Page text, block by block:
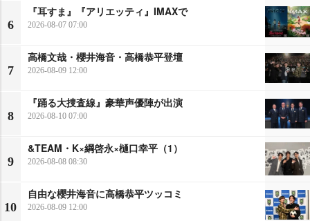
6
『耳すま』『アリエッティ』IMAXで
2026-08-07 07:00
7
高橋文哉・櫻井海音・高橋恭平登壇
2026-08-09 12:00
8
『踊る大捜査線』豪華声優陣が出演
2026-08-10 07:00
9
&TEAM・K×綱啓永×樋口幸平（1）
2026-08-08 08:30
10
自由な櫻井海音に高橋恭平ツッコミ
2026-08-09 12:00